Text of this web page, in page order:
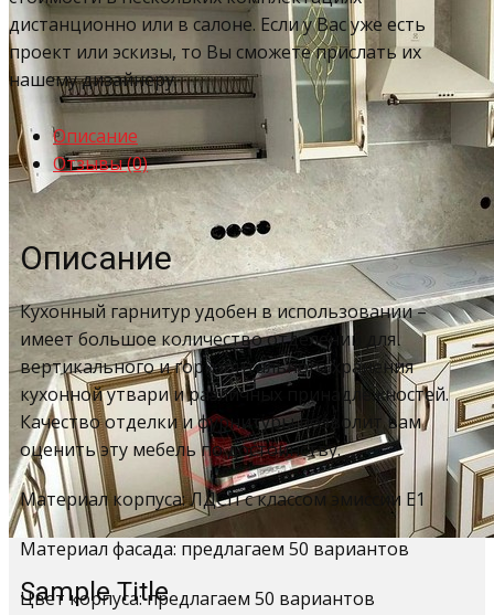
Sample Title
дистанционно или в салоне. Если у Вас уже есть
проект или эскизы, то Вы сможете прислать их
нашему дизайнеру.
Описание
Отзывы (0)
Описание
Кухонный гарнитур удобен в использовании –
имеет большое количество отделений для
вертикального и горизонтального хранения
кухонной утвари и различных принадлежностей.
Качество отделки и фурнитуры позволит вам
оценить эту мебель по достоинству.
Материал корпуса: ЛДСП с классом эмиссии Е1
Материал фасада: предлагаем 50 вариантов
Цвет корпуса: предлагаем 50 вариантов